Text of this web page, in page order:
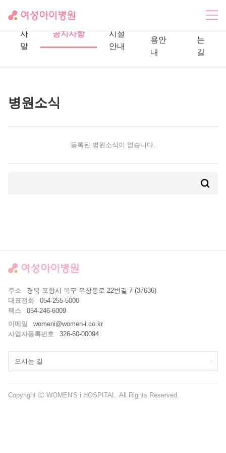
인
사
말
공지사항
시설
안내
용안
내
는
길
병원소식
등록된 병원소식이 없습니다.
오시는 길
주소
경북 포항시 북구 우창동로 22번길 7 (37636)
대표전화
054-255-5000
팩스
054-246-6009
이메일
womeni@women-i.co.kr
사업자등록번호
326-60-00094
Copyright Ⓒ WOMEN'S i HOSPITAL. All Rights Reserved.